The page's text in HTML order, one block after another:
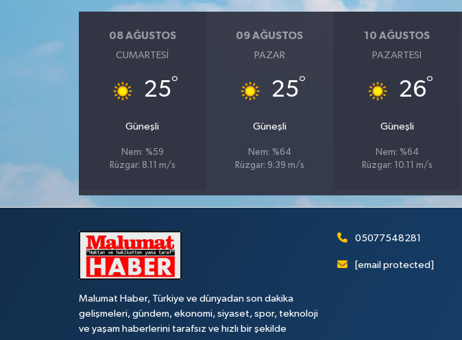
08 AĞUSTOS
CUMARTESI
25°
Güneşli
Nem: %59
Rüzgar: 8.11 m/s
09 AĞUSTOS
PAZAR
25°
Güneşli
Nem: %64
Rüzgar: 9.39 m/s
10 AĞUSTOS
PAZARTESI
26°
Güneşli
Nem: %64
Rüzgar: 10.11 m/s
Malumat Haber, Türkiye ve dünyadan son dakika
gelişmeleri, gündem, ekonomi, siyaset, spor, teknoloji
ve yaşam haberlerini tarafsız ve hızlı bir şekilde
05077548281
[email protected]